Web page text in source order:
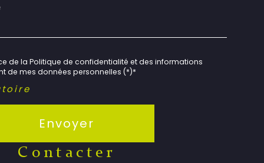
de la Politique de confidentialité et des informations
de mes données personnelles (*)*
Envoyer
contacter